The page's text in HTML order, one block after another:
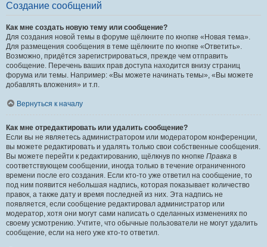
Создание сообщений
Как мне создать новую тему или сообщение?
Для создания новой темы в форуме щёлкните по кнопке «Новая тема».
Для размещения сообщения в теме щёлкните по кнопке «Ответить».
Возможно, придётся зарегистрироваться, прежде чем отправить
сообщение. Перечень ваших прав доступа находится внизу страниц
форума или темы. Например: «Вы можете начинать темы», «Вы можете
добавлять вложения» и т.п.
Вернуться к началу
Как мне отредактировать или удалить сообщение?
Если вы не являетесь администратором или модератором конференции,
вы можете редактировать и удалять только свои собственные сообщения.
Вы можете перейти к редактированию, щёлкнув по кнопке Правка в
соответствующем сообщении, иногда только в течение ограниченного
времени после его создания. Если кто-то уже ответил на сообщение, то
под ним появится небольшая надпись, которая показывает количество
правок, а также дату и время последней из них. Эта надпись не
появляется, если сообщение редактировал администратор или
модератор, хотя они могут сами написать о сделанных изменениях по
своему усмотрению. Учтите, что обычные пользователи не могут удалить
сообщение, если на него уже кто-то ответил.